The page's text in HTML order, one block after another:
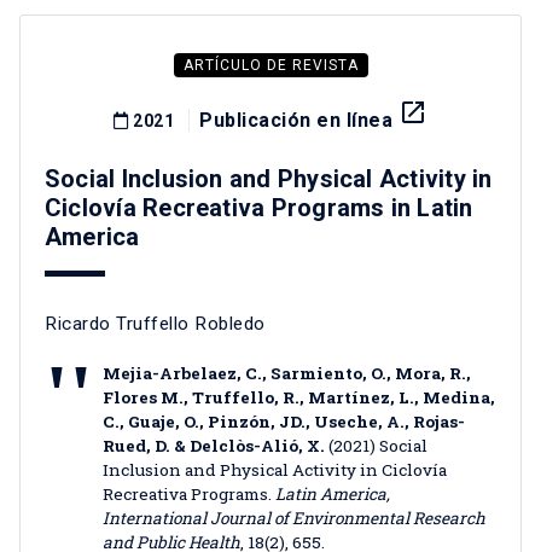
ARTÍCULO DE REVISTA
2021 Publicación en línea launch
Social Inclusion and Physical Activity in
Ciclovía Recreativa Programs in Latin
America
Ricardo Truffello Robledo
Mejia-Arbelaez, C., Sarmiento, O., Mora, R.,
Flores M., Truffello, R., Martínez, L., Medina,
C., Guaje, O., Pinzón, JD., Useche, A., Rojas-
Rued, D. & Delclòs-Alió, X. (2021) Social
Inclusion and Physical Activity in Ciclovía
Recreativa Programs. Latin America,
International Journal of Environmental Research
and Public Health, 18(2), 655.